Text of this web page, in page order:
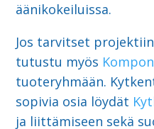
äänikokeiluissa.
Jos tarvitset
tutustu myös
tuoteryhmään.
sopivia osia löydät
ja liittämiseen sekä